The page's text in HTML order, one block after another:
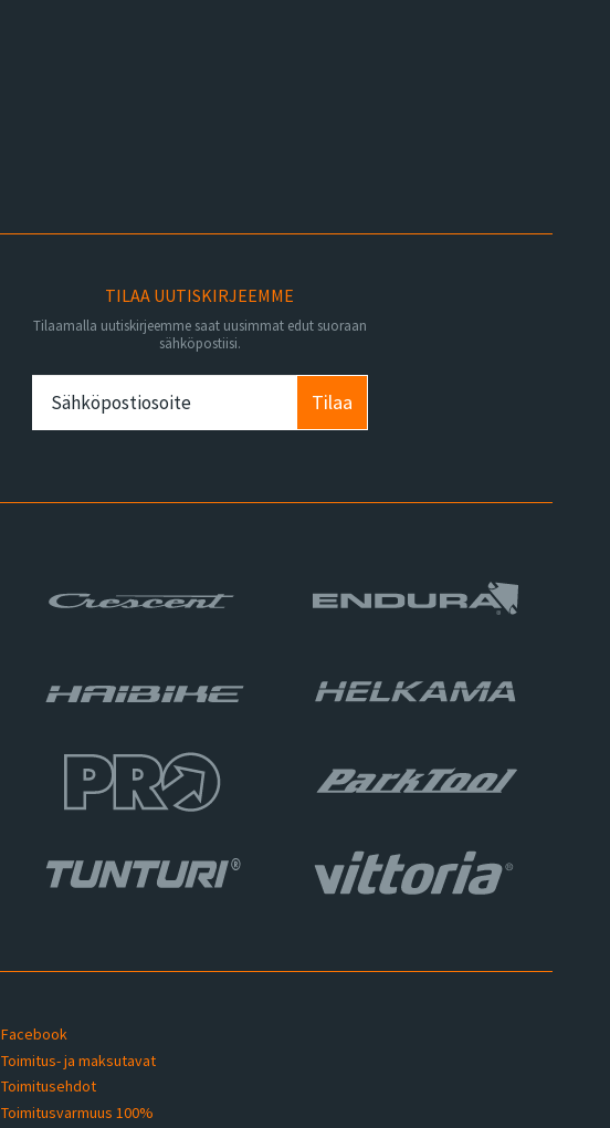
TILAA UUTISKIRJEEMME
Tilaamalla uutiskirjeemme saat uusimmat edut suoraan
sähköpostiisi.
Tilaa
Facebook
Toimitus- ja maksutavat
Toimitusehdot
Toimitusvarmuus 100%